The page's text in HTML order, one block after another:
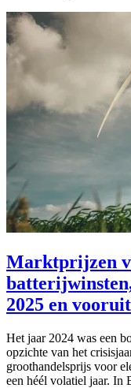
Marktprijzen
2025 en
Het jaar 2024 was een
opzichte van het
groothandelsprijs voor
een héél volatiel jaar. In